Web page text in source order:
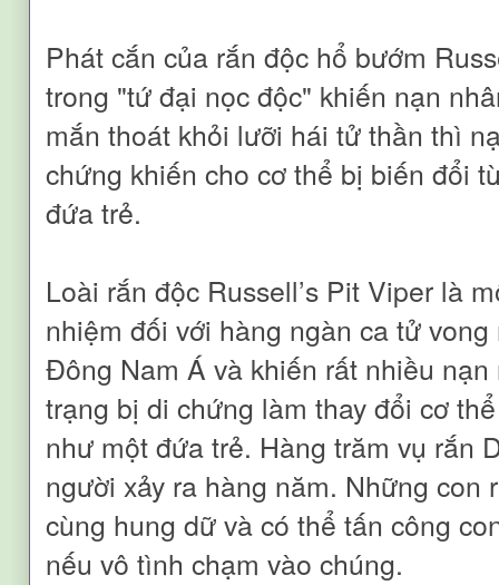
Phát cắn của rắn độc hổ bướm
trong "tứ đại nọc độc" khiến nạn
mắn thoát khỏi lưỡi hái tử thần thì
chứng khiến cho cơ thể bị biến đổi
đứa trẻ.
Loài rắn độc Russell’s Pit Viper là
nhiệm đối với hàng ngàn ca tử
Đông Nam Á và khiến rất nhiều
trạng bị di chứng làm thay đổi cơ
như một đứa trẻ. Hàng trăm vụ rắn
người xảy ra hàng năm. Những con
cùng hung dữ và có thể tấn công
nếu vô tình chạm vào chúng.